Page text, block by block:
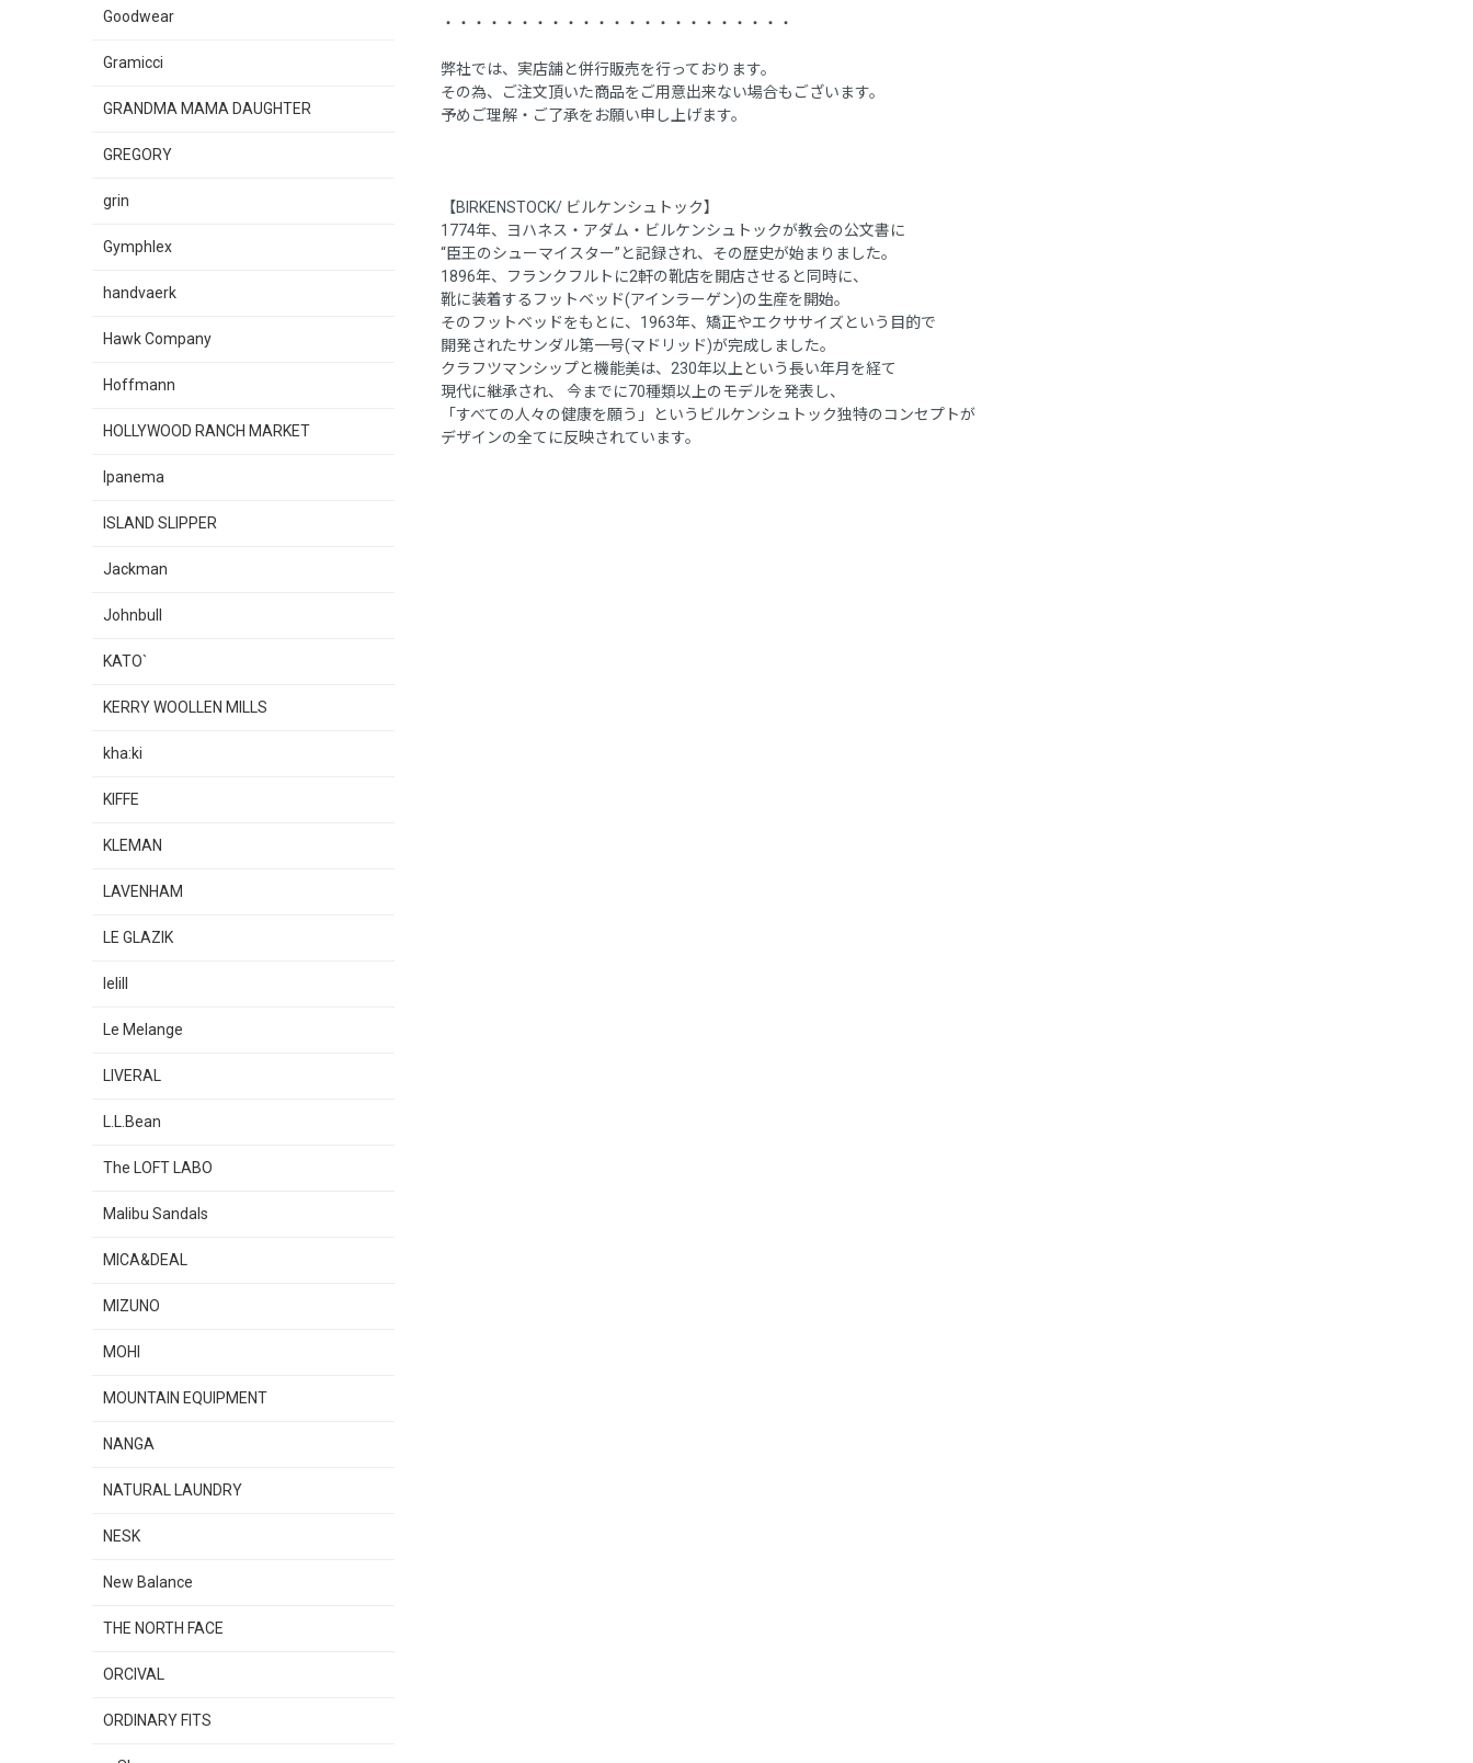
・・・・・・・・・・・・・・・・・・・・・・・
弊社では、実店舗と併行販売を行っております。
その為、ご注文頂いた商品をご用意出来ない場合もございます。
予めご理解・ご了承をお願い申し上げます。
【BIRKENSTOCK/ ビルケンシュトック】
1774年、ヨハネス・アダム・ビルケンシュトックが教会の公文書に
“臣王のシューマイスター”と記録され、その歴史が始まりました。
1896年、フランクフルトに2軒の靴店を開店させると同時に、
靴に装着するフットベッド(アインラーゲン)の生産を開始。
そのフットベッドをもとに、1963年、矯正やエクササイズという目的で
開発されたサンダル第一号(マドリッド)が完成しました。
クラフツマンシップと機能美は、230年以上という長い年月を経て
現代に継承され、 今までに70種類以上のモデルを発表し、
「すべての人々の健康を願う」というビルケンシュトック独特のコンセプトが
デザインの全てに反映されています。
Goodwear
Gramicci
GRANDMA MAMA DAUGHTER
GREGORY
grin
Gymphlex
handvaerk
Hawk Company
Hoffmann
HOLLYWOOD RANCH MARKET
Ipanema
ISLAND SLIPPER
Jackman
Johnbull
KATO`
KERRY WOOLLEN MILLS
kha:ki
KIFFE
KLEMAN
LAVENHAM
LE GLAZIK
lelill
Le Melange
LIVERAL
L.L.Bean
The LOFT LABO
Malibu Sandals
MICA&DEAL
MIZUNO
MOHI
MOUNTAIN EQUIPMENT
NANGA
NATURAL LAUNDRY
NESK
New Balance
THE NORTH FACE
ORCIVAL
ORDINARY FITS